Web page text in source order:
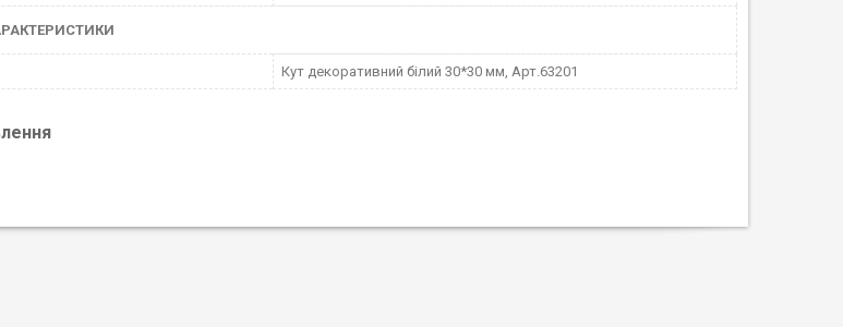
Кут декоративний білий 30*30 мм, Арт.63201